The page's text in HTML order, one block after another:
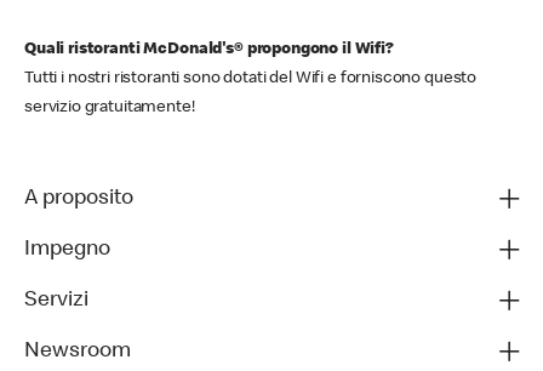
Quali ristoranti McDonald's® propongono il Wifi?
Tutti i nostri ristoranti sono dotati del Wifi e forniscono questo
servizio gratuitamente!
A proposito
Impegno
Servizi
Newsroom